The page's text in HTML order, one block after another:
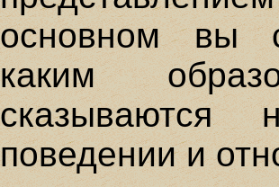
основном вы
каким
сказываются
поведении и